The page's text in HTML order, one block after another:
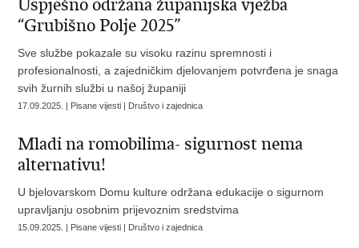
Uspješno održana županijska vježba
“Grubišno Polje 2025”
Sve službe pokazale su visoku razinu spremnosti i
profesionalnosti, a zajedničkim djelovanjem potvrđena je snaga
svih žurnih službi u našoj županiji
17.09.2025. | Pisane vijesti | Društvo i zajednica
Mladi na romobilima- sigurnost nema
alternativu!
U bjelovarskom Domu kulture održana edukacije o sigurnom
upravljanju osobnim prijevoznim sredstvima
15.09.2025. | Pisane vijesti | Društvo i zajednica